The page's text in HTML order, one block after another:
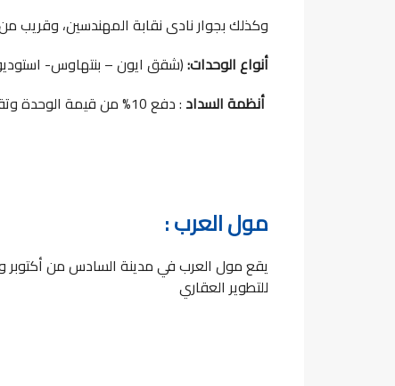
وكذلك بجوار نادى نقابة المهندسين، وقريب
أنواع الوحدات:(شقق ايون – بنتهاوس-
أنظمة السداد : دفع 10% من قيمة الوحدة وتقسيط الباقي على 7 سنوات بدون فوائد
مول العرب :
يقع مول العرب في مدينة السادس من أكتوبر
للتطوير العقاري